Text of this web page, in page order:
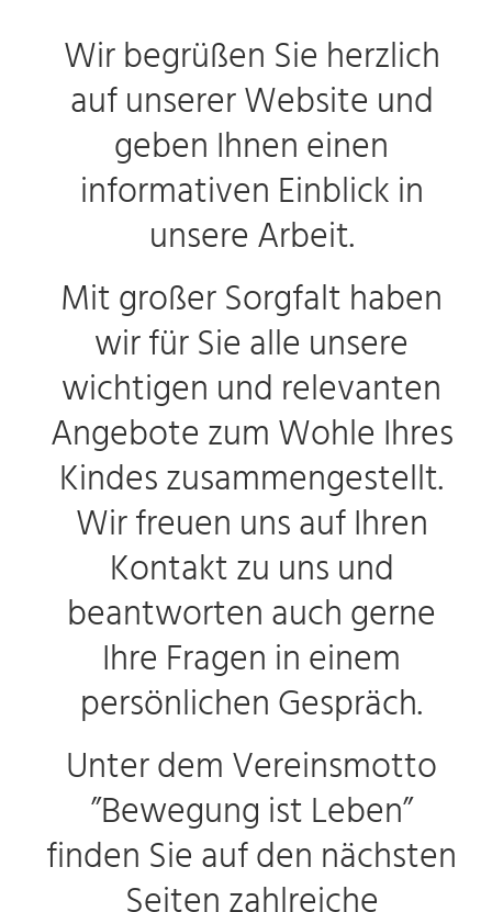
Wir begrüßen Sie herzlich
auf unserer Website und
geben Ihnen einen
informativen Einblick in
unsere Arbeit.
Mit großer Sorgfalt haben
wir für Sie alle unsere
wichtigen und relevanten
Angebote zum Wohle Ihres
Kindes zusammengestellt.
Wir freuen uns auf Ihren
Kontakt zu uns und
beantworten auch gerne
Ihre Fragen in einem
persönlichen Gespräch.
Unter dem Vereinsmotto
”Bewegung ist Leben”
finden Sie auf den nächsten
Seiten zahlreiche